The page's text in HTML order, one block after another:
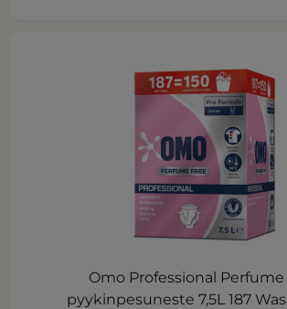
Omo Professional Perfume
pyykinpesuneste 7,5L 187